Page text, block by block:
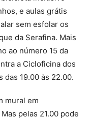
e aulas grátis
sem esfolar os
da Serafina. Mais
ao número 15 da
a Cicloficina dos
19.00 às 22.00.
mural em
pelas 21.00 pode